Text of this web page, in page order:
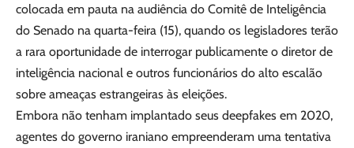
colocada em pauta na audiência do Comitê de Inteligência
do Senado na quarta-feira (15), quando os legisladores terão
a rara oportunidade de interrogar publicamente o diretor de
inteligência nacional e outros funcionários do alto escalão
sobre ameaças estrangeiras às eleições.
Embora não tenham implantado seus deepfakes em 2020,
agentes do governo iraniano empreenderam uma tentativa